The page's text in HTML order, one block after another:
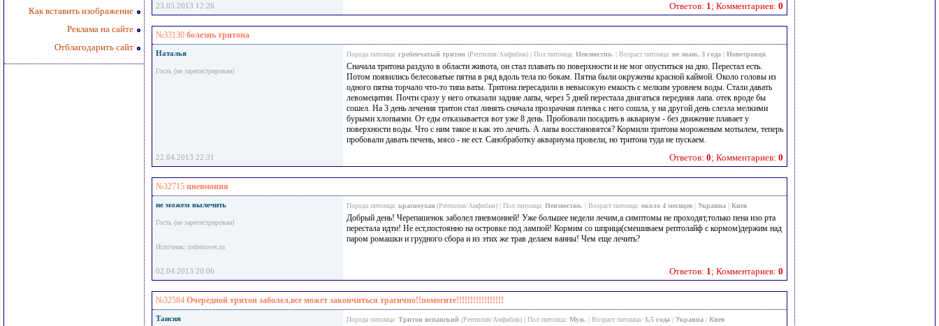
Как вставить изображение
Реклама на сайте
Отблагодарить сайт
23.05.2013 12:26 Ответов: 1; Комментариев: 0
№33130 болезнь тритона
Наталья
Гость (не зарегистрирован)
Порода питомца: гребенчатый тритон (Рептилия/Амфибия) | Пол питомца: Неизвестно. | Возраст питомца: не знаю, 3 года | Новотроицк
Сначала тритона раздуло в области живота, он стал плавать по поверхности и не мог опуститься на дно. Перестал есть.
Потом появились белесоватые пятна в ряд вдоль тела по бокам. Пятна были окружены красной каймой. Около головы из
одного пятна торчало что-то типа ваты. Тритона пересадили в невысокую емкость с мелким уровнем воды. Стали давать
левомецитин. Почти сразу у него отказали задние лапы, через 5 дней перестала двигаться передняя лапа. отек вроде бы
сошел. На 3 день лечения тритон стал линять сначала прозрачная пленка с него сошла, у на другой день слезла мелкими
бурыми хлопьями. От еды отказывается вот уже 8 день. Пробовали посадить в аквариум - без движение плавает у
поверхности воды. Что с ним такое и как это лечить. А лапы восстановятся? Кормили тритона мороженым мотылем, теперь
пробовали давать печень, мясо - не ест. Санобработку аквариума провели, но тритона туда не пускаем.
22.04.2013 22:31 Ответов: 0; Комментариев: 0
№32715 пневмония
не можем вылечить
Гость (не зарегистрирован)
Источник: rodentovet.ru
Порода питомца: красноухая (Рептилия/Амфибия) | Пол питомца: Неизвестно. | Возраст питомца: около 4 месяцев | Украина | Киев
Добрый день! Черепашенок заболел пневмонией! Уже большее недели лечим,а симптомы не проходят,только пена изо рта
перестала идти! Не ест,постоянно на островке под лампой! Кормим со шприца(смешиваем рептолайф с кормом)держим над
паром ромашки и грудного сбора и из этих же трав делаем ванны! Чем еще лечить?
02.04.2013 20:06 Ответов: 1; Комментариев: 0
№32584 Очередной тритон заболел,все может закончиться трагично!!помогите!!!!!!!!!!!!!!!!!
Таисия Порода питомца: Тритон испанский (Рептилия/Амфибия) | Пол питомца: Муж. | Возраст питомца: 1,5 года | Украина | Киев